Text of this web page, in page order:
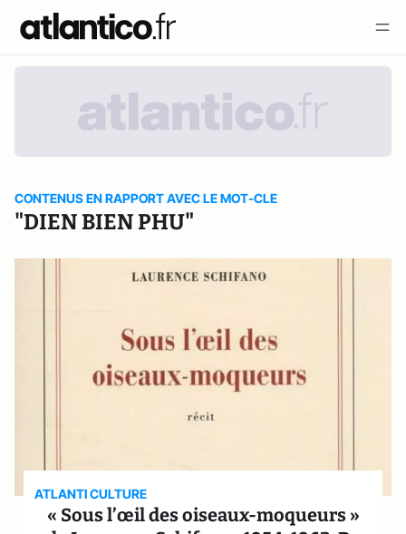
CONTENUS EN RAPPORT AVEC LE MOT-CLE
"DIEN BIEN PHU"
ATLANTI CULTURE
« Sous l’œil des oiseaux-moqueurs »